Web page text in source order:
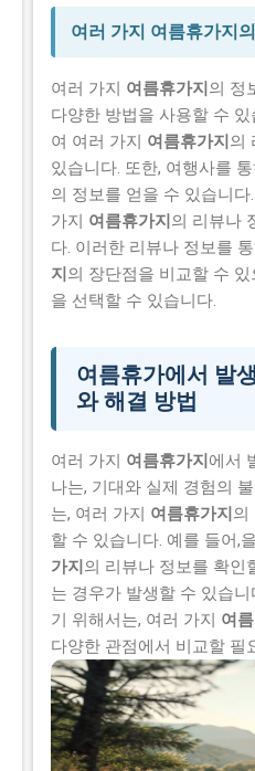
여러 가지 여름휴가지
여러 가지 여름휴가지 의 정
다양한 방법을 사용할 수
여 여러 가지 여름휴가지 의
있습니다. 또한, 여행사를
의 정보를 얻을 수 있습니
가지 여름휴가지 의 리뷰나
다. 이러한 리뷰나 정보를
지 의 장단점을 비교할 수
을 선택할 수 있습니다.
여름휴가에서 발
와 해결 방법
여러 가지 여름휴가지 에서
나는, 기대와 실제 경험의
는, 여러 가지 여름휴가지 의
할 수 있습니다. 예를 들어,
가지 의 리뷰나 정보를 확인
는 경우가 발생할 수 있습
기 위해서는, 여러 가지 여
다양한 관점에서 비교할 필